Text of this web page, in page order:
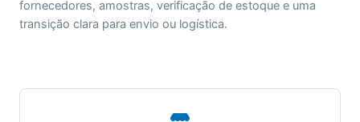
fornecedores, amostras, verificação de estoque e uma
transição clara para envio ou logística.